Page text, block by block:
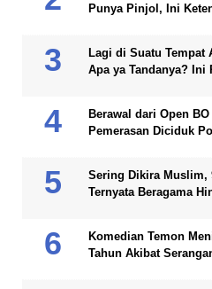
Punya Pinjol, Ini
Lagi di Suatu Tempat
Apa ya Tandanya? Ini
Berawal dari Open
Pemerasan Diciduk
Sering Dikira Muslim,
Ternyata Beragama
Komedian Temon
Tahun Akibat